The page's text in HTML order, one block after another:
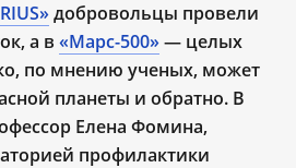
добровольцы провели
а в«Марс-500»— целых
по мнению ученых, может
планеты и обратно. В
Елена Фомина,
профилактики